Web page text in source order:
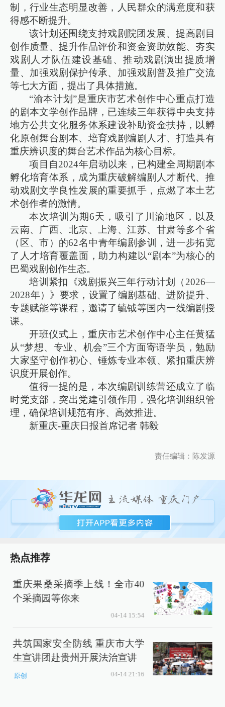
制，行业生态明显改善，人民群众的满意度和获
得感不断提升。
该计划还围绕支持戏剧院团发展、提高剧目
创作质量、提升作品评价和资金资助效能、夯实
戏剧人才队伍建设基础、推动戏剧演出提质增
量、加强戏剧保护传承、加强戏剧普及推广交流
等七大方面，提出了具体措施。
“渝本计划”是重庆市艺术创作中心重点打造
的剧本文学创作品牌，已连续三年获得中央支持
地方公共文化服务体系建设补助资金扶持，以孵
化原创舞台剧本、培育戏剧编剧人才、打造具有
重庆辨识度的舞台艺术作品为核心目标。
项目自2024年启动以来，已构建全周期剧本
孵化培育体系，成为重庆破解编剧人才断代、推
动戏剧文学良性发展的重要抓手，点燃了本土艺
术创作者的激情。
本次培训为期6天，吸引了川渝地区，以及
云南、广西、北京、上海、江苏、甘肃等多个省
（区、市）的62名中青年编剧参训，进一步拓宽
了人才培育覆盖面，助力构建以“剧本”为核心的
巴蜀戏剧创作生态。
培训紧扣《戏剧振兴三年行动计划（2026—
2028年）》要求，设置了编剧基础、进阶提升、
专题赋能等课程，邀请了毓钺等国内一线编剧授
课。
开班仪式上，重庆市艺术创作中心主任黄猛
从“梦想、专业、机会”三个方面寄语学员，勉励
大家坚守创作初心、锤炼专业本领、紧扣重庆辨
识度开展创作。
值得一提的是，本次编剧训练营还成立了临
时党支部，突出党建引领作用，强化培训组织管
理，确保培训规范有序、高效推进。
新重庆-重庆日报首席记者 韩毅
责任编辑：陈发源
热点推荐
重庆果桑采摘季上线！全市40
个采摘园等你来
04-14 15:54
共筑国家安全防线 重庆市大学
生宣讲团赴贵州开展法治宣讲
原创 04-14 21:16